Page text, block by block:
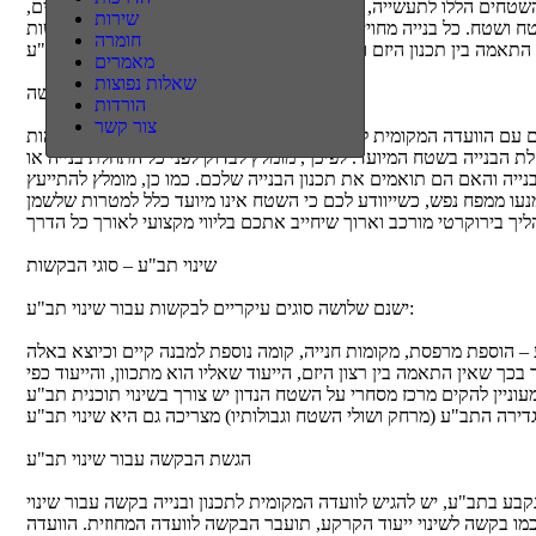
שירות
חומרה
מאמרים
שאלות נפוצות
הורדות
צור קשר
שירות
חומרה
מאמרים
שאלות נפוצות
הורדות
צור קשר
הללו לתעשייה, מגורים, חקלאות, לבניית צמודי קרקע, משרדים,
ושטח. כל בנייה מחוייבת להתאים בינה לבין תוכנית תב"ע של הרשות
שינוי תב"ע – בדיקות מוקדמות לפני הבקשה
הוועדה המקומית לתכנון ובנייה שעליה לאשר אותו בהתאם למהות
הבנייה בשטח המיועד. לפיכך, מומלץ לבדוק לפני כל התחלת בנייה או
והאם הם תואמים את תכנון הבנייה שלכם. כמו כן, מומלץ להתייעץ
ממפח נפש, כשייוודע לכם כי השטח אינו מיועד כלל למטרות שלשמן
שינוי תב"ע – סוגי הבקשות
ישנם שלושה סוגים עיקריים לבקשות עבור שינוי תב"ע:
התאמה בין רצון היזם, הייעוד שאליו הוא מתכוון, והייעוד כפי
הגשת הבקשה עבור שינוי תב"ע
בתב"ע, יש להגיש לוועדה המקומית לתכנון ובנייה בקשה עבור שינוי
בקשה לשינוי ייעוד הקרקע, תועבר הבקשה לוועדה המחוזית. הוועדה